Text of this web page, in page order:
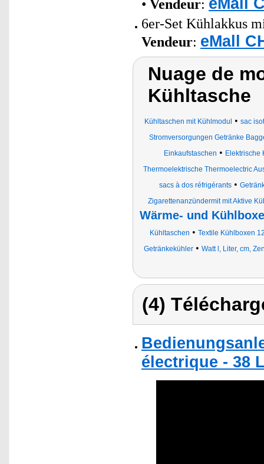
• Vendeur:
6er-Set Kühlakkus
Vendeur: eMall
Nuage de
Kühltasche
Kühltaschen mit Kühlmodul • sac
Stromversorgungen Getränke
Einkaufstaschen • Elektrische
Thermoelektrische Thermoelectric
sacs à dos réfrigérants•
Zigarettenanzündermit mit Aktive
Wärme- und
Kühltaschen • Textile Kühlboxen
Getränkekühler• Watt l, Liter, cm,
(4)
électrique - 38